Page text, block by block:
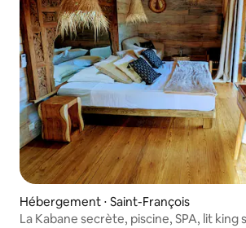
Hébergement ⋅ Saint-François
La Kabane secrète, piscine, SPA, lit king